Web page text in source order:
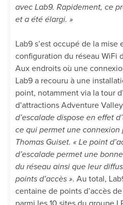
avec Lab9. Rapidement, ce
et a été élargi. »
Lab9 s’est occupé de la mise
configuration du réseau WiFi
Aux endroits où une
Lab9 a recouru à une
point, notamment via la tour
d’attractions Adventure
d’escalade dispose en effet
ce qui permet une
Thomas Guiset. « Le point
d’escalade permet une
du réseau ainsi que leur
points d’accès ». Au total,
centaine de points d’accès